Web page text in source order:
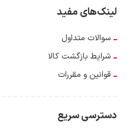
لینک‌های مفید
سوالات متداول
شرایط بازگشت کالا
قوانین و مقررات
دسترسی سریع